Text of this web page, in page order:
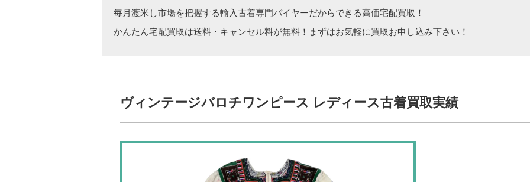
毎月渡米し市場を把握する輸入古着専門バイヤーだからできる高価宅配買取！
かんたん宅配買取は送料・キャンセル料が無料！まずはお気軽に買取お申し込み下さい！
ヴィンテージバロチワンピース レディース古着買取実績